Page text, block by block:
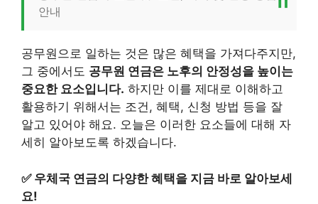
안내
공무원으로 일하는 것은 많은 혜택을 가져다주지만,
그 중에서도 공무원 연금은 노후의 안정성을 높이는
중요한 요소입니다. 하지만 이를 제대로 이해하고
활용하기 위해서는 조건, 혜택, 신청 방법 등을 잘
알고 있어야 해요. 오늘은 이러한 요소들에 대해 자
세히 알아보도록 하겠습니다.
✅ 우체국 연금의 다양한 혜택을 지금 바로 알아보세
요!